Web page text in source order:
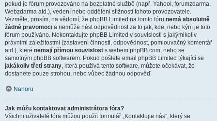
pokud je fórum provozováno na bezplatné službě (např. Yahoo!, forumzdarma,
Webzdarma atd.), vedení nebo oddělení stížností tohoto provozovatele.
Vezměte, prosím, na vědomí, že phpBB Limited na tomto fóru nemá absolutně
žádné pravomoci a nemůže nést odpovědnost za to jak, kde, nebo kým je toto
fórum používáno. Nekontaktujte phpBB Limited v souvislosti s jakýmikoliv
právními záležitostmi (zastavení činnosti, odpovědnost, pomlouvačný komentář
atd.), které nemají přímou souvislost s webem phpBB.com, nebo se
samotným phpBB softwarem. Pokud pošlete email phpBB Limited týkající se
jakákoliv třetí strany, která používá tento software, můžete očekávat, že
dostanete pouze strohou, nebo vůbec žádnou odpověď.
Nahoru
Jak můžu kontaktovat administrátora fóra?
Všichni uživatelé fóra můžou použít formulář „Kontaktujte nás“, který se